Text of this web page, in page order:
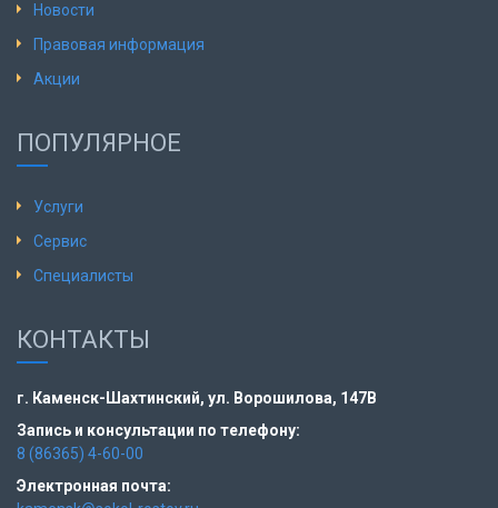
Новости
Правовая информация
Акции
ПОПУЛЯРНОЕ
Услуги
Сервис
Специалисты
КОНТАКТЫ
г. Каменск-Шахтинский, ул. Ворошилова, 147В
Запись и консультации по телефону:
8 (86365) 4-60-00
Электронная почта: